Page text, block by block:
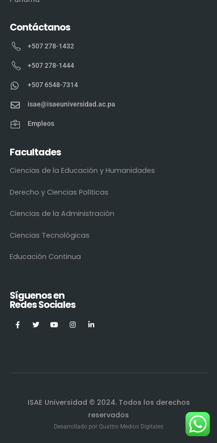
Contáctanos
+507 278-1432
+507 278-1444
+507 6548-7314
isae@isaeuniversidad.ac.pa
Empleos
Facultades
Ciencias de la Educación y Humanidades
Derecho y Ciencias Políticas
Ciencias de la Administración
Ciencias Tecnológicas
Educación Continua
Síguenos en
Redes Sociales
ISAE Universidad © 2024. Todos los derechos
reservados
Desarrollado por Quattro Medios Digitales